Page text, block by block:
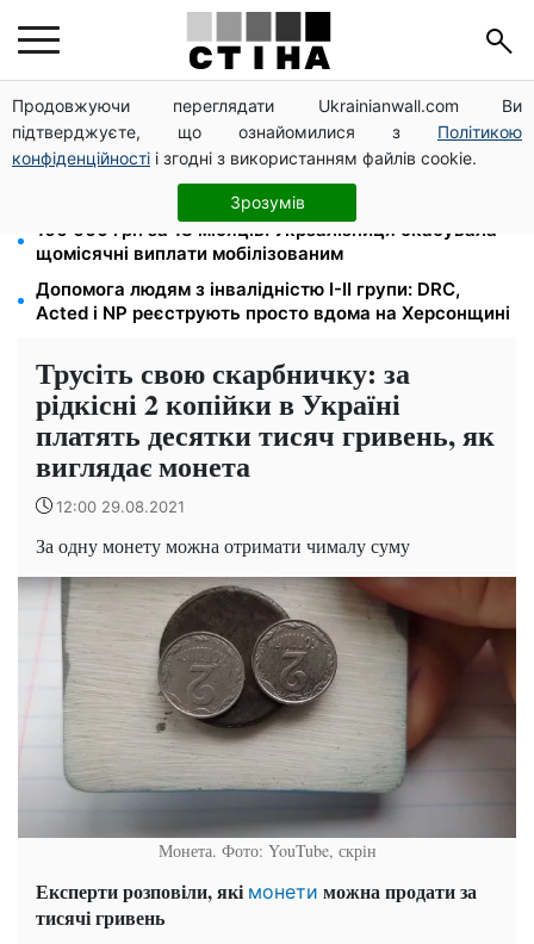
Продовжуючи переглядати Ukrainianwall.com Ви
підтверджуєте, що ознайомилися з Політикою
конфіденційності і згодні з використанням файлів cookie.
Зрозумів
Чи може Поштова площа стати головною точкою
входу до історичного Києва
26 000 підписів — Зеленський доручив РНБО
позбавляти водіїв прав за систематичні порушення
100 000 грн за 18 місяців: Укрзалізниця скасувала
щомісячні виплати мобілізованим
Допомога людям з інвалідністю I-II групи: DRC,
Acted і NP реєструють просто вдома на Херсонщині
Трусіть свою скарбничку: за
рідкісні 2 копійки в Україні
платять десятки тисяч гривень, як
виглядає монета
12:00 29.08.2021
За одну монету можна отримати чималу суму
Монета. Фото: YouTube, скрін
Експерти розповіли, які монети можна продати за
тисячі гривень